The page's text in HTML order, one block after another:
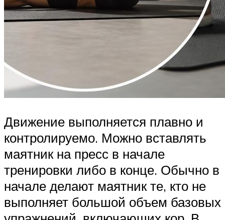
Движение выполняется плавно и
контролируемо. Можно вставлять
маятник на пресс в начале
тренировки либо в конце. Обычно в
начале делают маятник те, кто не
выполняет большой объем базовых